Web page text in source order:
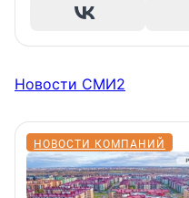
Новости СМИ2
НОВОСТИ КОМПАНИЙ